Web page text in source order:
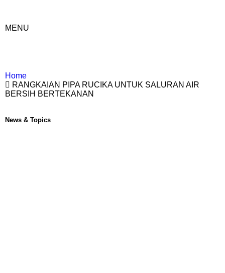
MENU
Home
RANGKAIAN PIPA RUCIKA UNTUK SALURAN AIR
BERSIH BERTEKANAN
News & Topics